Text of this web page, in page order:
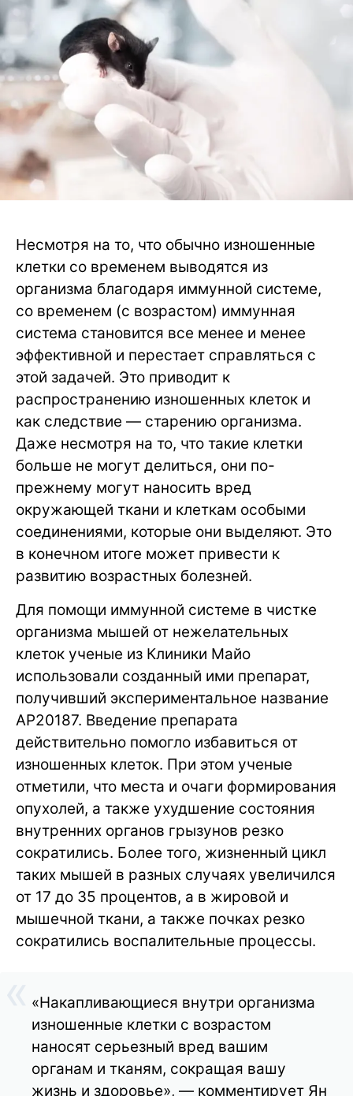
Несмотря на то, что обычно изношенные
клетки со временем выводятся из
организма благодаря иммунной системе,
со временем (с возрастом) иммунная
система становится все менее и менее
эффективной и перестает справляться с
этой задачей. Это приводит к
распространению изношенных клеток и
как следствие — старению организма.
Даже несмотря на то, что такие клетки
больше не могут делиться, они по-
прежнему могут наносить вред
окружающей ткани и клеткам особыми
соединениями, которые они выделяют. Это
в конечном итоге может привести к
развитию возрастных болезней.
Для помощи иммунной системе в чистке
организма мышей от нежелательных
клеток ученые из Клиники Майо
использовали созданный ими препарат,
получивший экспериментальное название
AP20187. Введение препарата
действительно помогло избавиться от
изношенных клеток. При этом ученые
отметили, что места и очаги формирования
опухолей, а также ухудшение состояния
внутренних органов грызунов резко
сократились. Более того, жизненный цикл
таких мышей в разных случаях увеличился
от 17 до 35 процентов, а в жировой и
мышечной ткани, а также почках резко
сократились воспалительные процессы.
«Накапливающиеся внутри организма
изношенные клетки с возрастом
наносят серьезный вред вашим
органам и тканям, сокращая вашу
жизнь и здоровье», — комментирует Ян